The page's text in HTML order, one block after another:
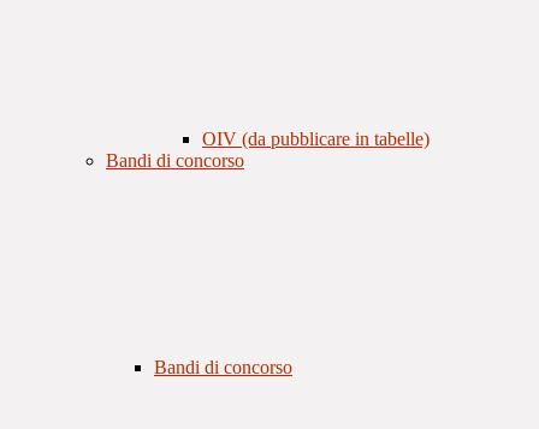
OIV (da pubblicare in tabelle)
Bandi di concorso
Bandi di concorso